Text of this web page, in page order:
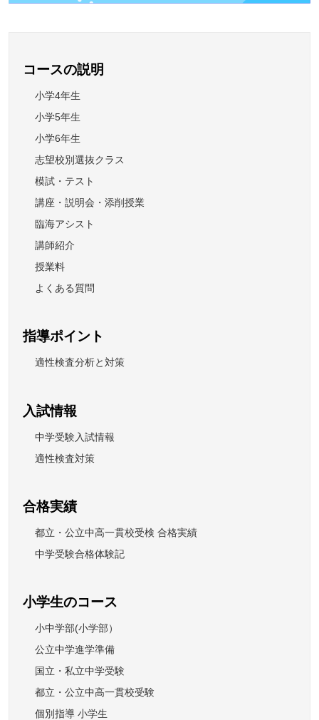
コースの説明
小学4年生
小学5年生
小学6年生
志望校別選抜クラス
模試・テスト
講座・説明会・添削授業
臨海アシスト
講師紹介
授業料
よくある質問
指導ポイント
適性検査分析と対策
入試情報
中学受験入試情報
適性検査対策
合格実績
都立・公立中高一貫校受検 合格実績
中学受験合格体験記
小学生のコース
小中学部(小学部）
公立中学進学準備
国立・私立中学受験
都立・公立中高一貫校受験
個別指導 小学生